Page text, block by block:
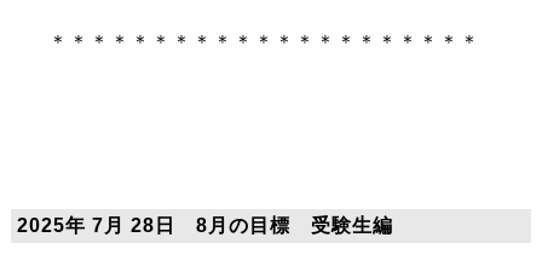
＊＊＊＊＊＊＊＊＊＊＊＊＊＊＊＊＊＊＊＊＊
2025年 7月 28日 8月の目標 受験生編